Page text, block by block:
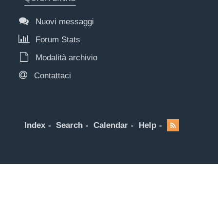
Nuovi messaggi
Forum Stats
Modalità archivio
Contattaci
Index Search Calendar Help